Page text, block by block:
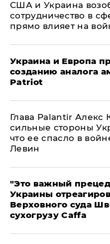
США и Украина
сотрудничество в
прямо влияет на
Украина и Европа
созданию аналога
Patriot
Глава Palantir Алекс
сильные стороны
что ее спасло в
Левин
"Это важный
Украины
Верховного суда
сухогрузу Caffa